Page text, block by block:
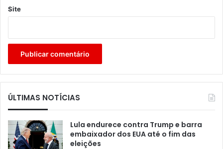
Site
ÚLTIMAS NOTÍCIAS
Lula endurece contra Trump e barra
embaixador dos EUA até o fim das
eleições